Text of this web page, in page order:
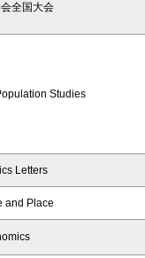
全国大会
Studies
Letters
and Place